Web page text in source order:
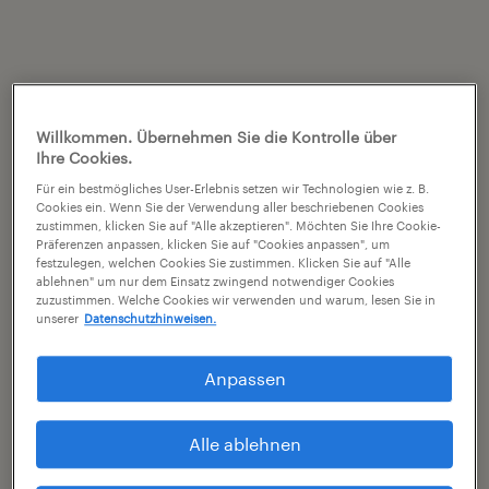
Willkommen. Übernehmen Sie die Kontrolle über
Ihre Cookies.
Für ein bestmögliches User-Erlebnis setzen wir Technologien wie z. B.
Cookies ein. Wenn Sie der Verwendung aller beschriebenen Cookies
zustimmen, klicken Sie auf "Alle akzeptieren". Möchten Sie Ihre Cookie-
Präferenzen anpassen, klicken Sie auf "Cookies anpassen", um
festzulegen, welchen Cookies Sie zustimmen. Klicken Sie auf "Alle
ablehnen" um nur dem Einsatz zwingend notwendiger Cookies
zuzustimmen. Welche Cookies wir verwenden und warum, lesen Sie in
unserer Datenschutzhinweisen.
Anpassen
Alle ablehnen